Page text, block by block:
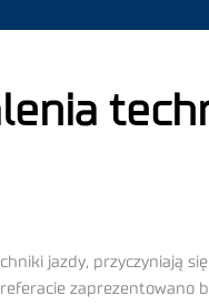
jazdy, przyczyniają